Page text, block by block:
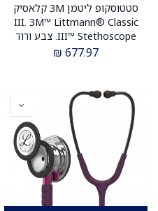
סטטוסקופ ליטמן 3M קלאסיק
III. 3M™ Littmann® Classic
III™ Stethoscope. צבע ורוד
פנינה סאטן גמיש. Pearl Pink
יבוא רשמי לישראל.
677.97
₪